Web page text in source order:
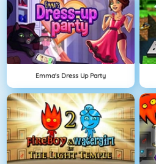
Emma's Dress Up Party